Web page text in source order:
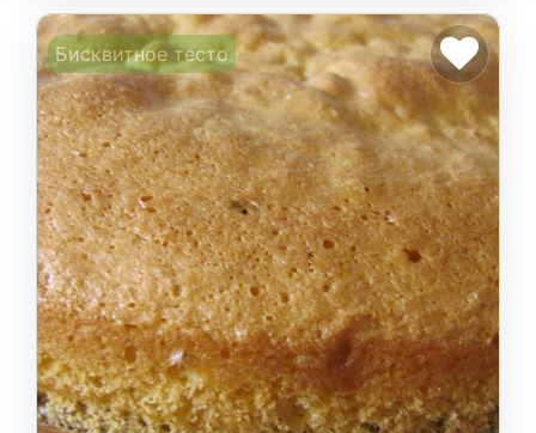
Бисквитное тесто